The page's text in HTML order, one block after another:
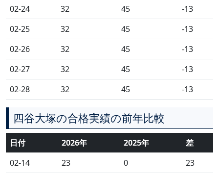
02-24 32 45
-13
02-25
32 45
-13
02-26
32 45
-13
02-27
32 45
-13
02-28
32 45 -13
四谷大塚の合格実績の前年比較
日付 2026年 2025年
差
02-14
23 0
23